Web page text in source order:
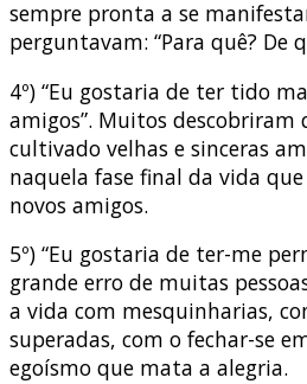
sempre pronta a se
perguntavam: “Para quê? De
4º) “Eu gostaria de ter tido
amigos”. Muitos descobriram
cultivado velhas e sinceras
naquela fase final da vida
novos amigos.
5º) “Eu gostaria de ter-me
grande erro de muitas
a vida com mesquinharias,
superadas, com o fechar-se
egoísmo que mata a alegria.